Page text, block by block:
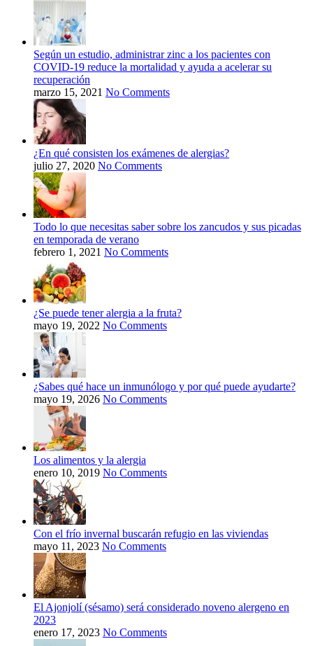
Según un estudio, administrar zinc a los pacientes con
COVID-19 reduce la mortalidad y ayuda a acelerar su
recuperación
marzo 15, 2021 No Comments
¿En qué consisten los exámenes de alergias?
julio 27, 2020 No Comments
Todo lo que necesitas saber sobre los zancudos y sus picadas
en temporada de verano
febrero 1, 2021 No Comments
¿Se puede tener alergia a la fruta?
mayo 19, 2022 No Comments
¿Sabes qué hace un inmunólogo y por qué puede ayudarte?
mayo 19, 2026 No Comments
Los alimentos y la alergia
enero 10, 2019 No Comments
Con el frío invernal buscarán refugio en las viviendas
mayo 11, 2023 No Comments
El Ajonjolí (sésamo) será considerado noveno alergeno en
2023
enero 17, 2023 No Comments